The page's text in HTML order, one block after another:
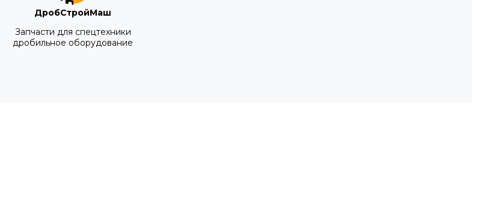
ДробСтройМаш
Запчасти для спецтехники
дробильное оборудование